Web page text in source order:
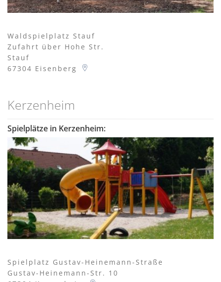
Waldspielplatz Stauf
Zufahrt über Hohe Str.
Stauf
67304 Eisenberg
Kerzenheim
Spielplätze in Kerzenheim:
Spielplatz Gustav-Heinemann-Straße
Gustav-Heinemann-Str. 10